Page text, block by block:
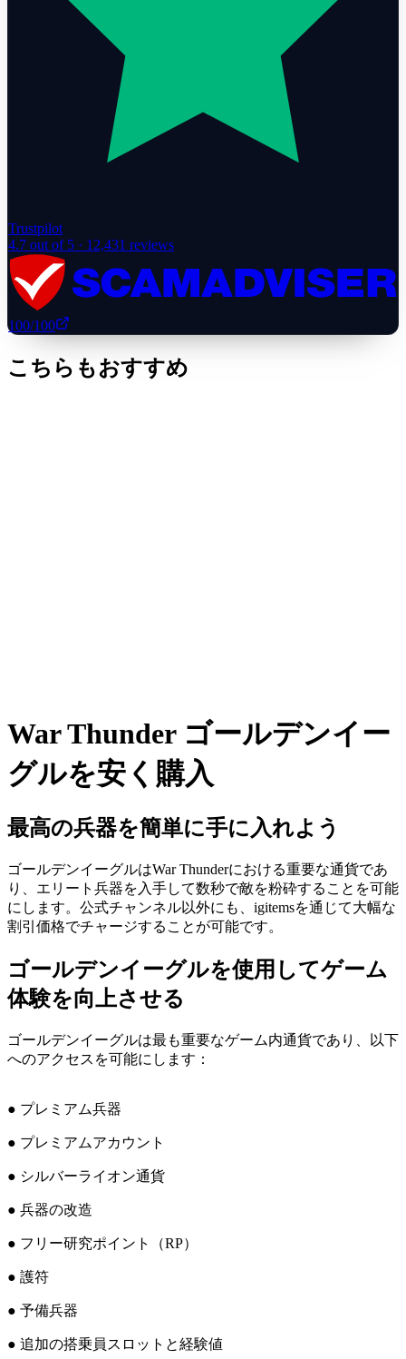
Trustpilot
4.7 out of 5 · 12,431 reviews
100/100
こちらもおすすめ
War Thunder ゴールデンイー
グルを安く購入
最高の兵器を簡単に手に入れよう
ゴールデンイーグルはWar Thunderにおける重要な通貨であ
り、エリート兵器を入手して数秒で敵を粉砕することを可能
にします。公式チャンネル以外にも、igitemsを通じて大幅な
割引価格でチャージすることが可能です。
ゴールデンイーグルを使用してゲーム
体験を向上させる
ゴールデンイーグルは最も重要なゲーム内通貨であり、以下
へのアクセスを可能にします：
● プレミアム兵器
● プレミアムアカウント
● シルバーライオン通貨
● 兵器の改造
● フリー研究ポイント（RP）
● 護符
● 予備兵器
● 追加の搭乗員スロットと経験値